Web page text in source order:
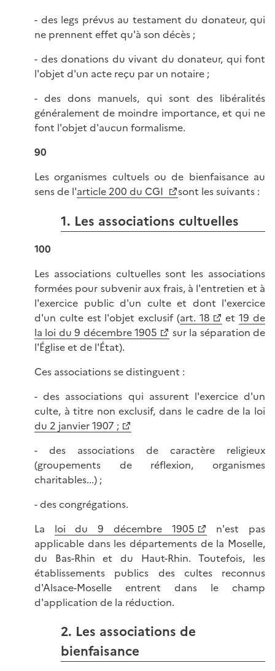
- des legs prévus au testament du donateur, qui
ne prennent effet qu'à son décès ;
- des donations du vivant du donateur, qui font
l'objet d'un acte reçu par un notaire ;
- des dons manuels, qui sont des libéralités
généralement de moindre importance, et qui ne
font l'objet d'aucun formalisme.
90
Les organismes cultuels ou de bienfaisance au
sens de l'article 200 du CGI sont les suivants :
1. Les associations cultuelles
100
Les associations cultuelles sont les associations
formées pour subvenir aux frais, à l'entretien et à
l'exercice public d'un culte et dont l'exercice
d'un culte est l'objet exclusif (art. 18 et19 de
la loi du 9 décembre 1905
sur la séparation de
l'Église et de l'État).
Ces associations se distinguent :
- des associations qui assurent l'exercice d'un
culte, à titre non exclusif, dans le cadre de la loi
du 2 janvier 1907 ;
- des associations de caractère religieux
(groupements de réflexion, organismes
charitables...) ;
- des congrégations.
La loi du 9 décembre 1905
n'est pas
applicable dans les départements de la Moselle,
du Bas-Rhin et du Haut-Rhin. Toutefois, les
établissements publics des cultes reconnus
d'Alsace-Moselle entrent dans le champ
d'application de la réduction.
2. Les associations de
bienfaisance